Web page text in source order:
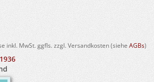
inkl. MwSt. ggfls. zzgl. Versandkosten (sieheAGBs)